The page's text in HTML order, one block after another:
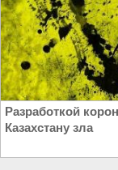
Разработкой
Казахстану зла